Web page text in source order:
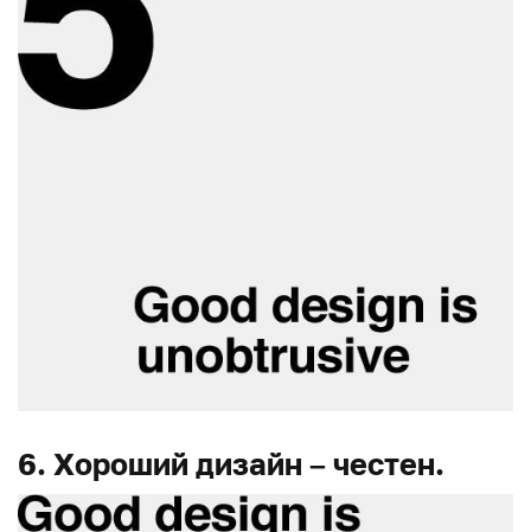
6. Хороший дизайн – честен.